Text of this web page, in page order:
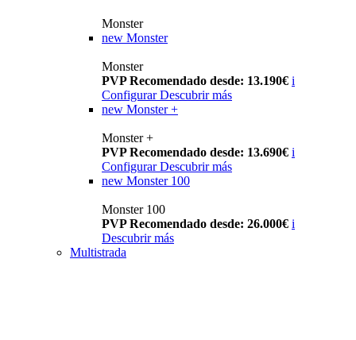
Monster
new Monster
Monster
PVP Recomendado desde: 13.190€ i
Configurar Descubrir más
new Monster +
Monster +
PVP Recomendado desde: 13.690€ i
Configurar Descubrir más
new Monster 100
Monster 100
PVP Recomendado desde: 26.000€ i
Descubrir más
Multistrada